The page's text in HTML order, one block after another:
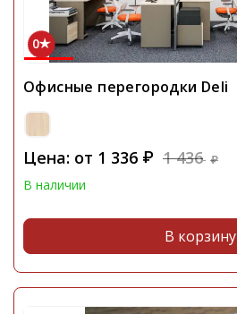
0
Офисные перегородки Deli
Цена: от 1 336 ₽ 1 436 ₽
В наличии
В корзину